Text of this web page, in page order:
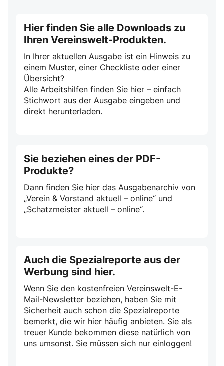
Hier finden Sie alle Downloads zu
Ihren Vereinswelt-Produkten.
In Ihrer aktuellen Ausgabe ist ein Hinweis zu
einem Muster, einer Checkliste oder einer
Übersicht?
Alle Arbeitshilfen finden Sie hier – einfach
Stichwort aus der Ausgabe eingeben und
direkt herunterladen.
Sie beziehen eines der PDF-
Produkte?
Dann finden Sie hier das Ausgabenarchiv von
„Verein & Vorstand aktuell – online“ und
„Schatzmeister aktuell – online“.
Auch die Spezialreporte aus der
Werbung sind hier.
Wenn Sie den kostenfreien Vereinswelt-E-
Mail-Newsletter beziehen, haben Sie mit
Sicherheit auch schon die Spezialreporte
bemerkt, die wir hier häufig anbieten. Sie als
treuer Kunde bekommen diese natürlich von
uns umsonst. Sie müssen sich nur einloggen!